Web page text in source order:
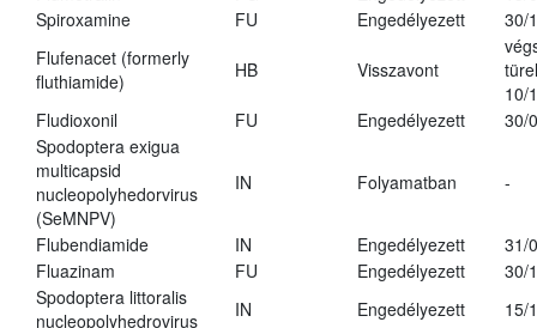
Spiroxamine
FU Engedélyezett
30/
Flufenacet (formerly
fluthiamide)
HB Visszavont
10/
Fludioxonil
FU Engedélyezett
30/
Spodoptera exigua
multicapsid
nucleopolyhedorvirus
(SeMNPV)
IN Folyamatban -
Flubendiamide IN Engedélyezett
31/
Fluazinam
FU Engedélyezett
30/
Spodoptera littoralis
nucleopolyhedrovirus
IN Engedélyezett
15/